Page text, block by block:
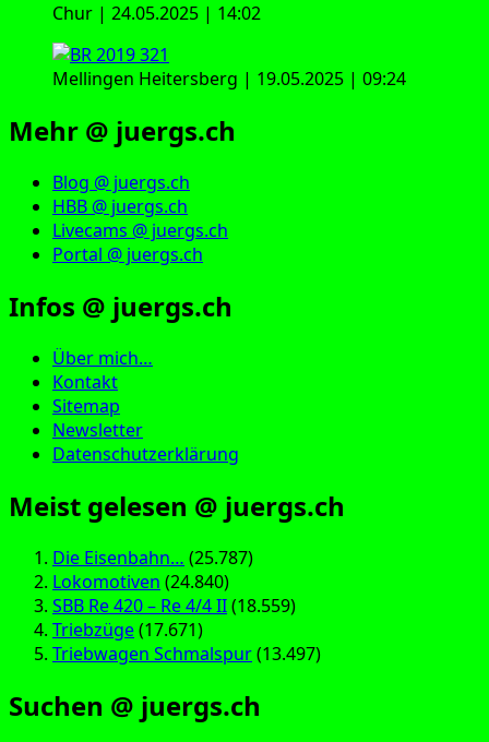
Chur | 24.05.2025 | 14:02
Mellingen Heitersberg | 19.05.2025 | 09:24
Mehr @ juergs.ch
Blog @ juergs.ch
HBB @ juergs.ch
Livecams @ juergs.ch
Portal @ juergs.ch
Infos @ juergs.ch
Über mich…
Kontakt
Sitemap
Newsletter
Datenschutzerklärung
Meist gelesen @ juergs.ch
Die Eisenbahn… (25.787)
Lokomotiven (24.840)
SBB Re 420 – Re 4/4 II(18.559)
Triebzüge(17.671)
Triebwagen Schmalspur(13.497)
Suchen @ juergs.ch